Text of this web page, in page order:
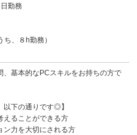
勤務
、８h勤務）
、基本的なPCスキルをお持ちの方で
以下の通りです◎】
えることができる方
ン力を大切にされる方